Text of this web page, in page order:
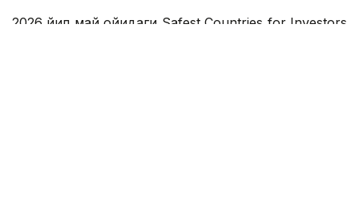
2026 йил май ойидаги Safest Countries for Investors